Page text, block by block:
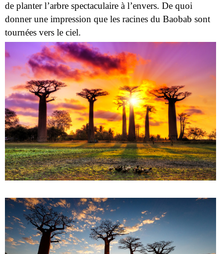
de planter l’arbre spectaculaire à l’envers. De quoi
donner une impression que les racines du Baobab sont
tournées vers le ciel.